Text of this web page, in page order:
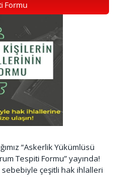
Formu
“Askerlik Yükümlüsü
Tespiti Formu” yayında!
çeşitli hak ihlalleri